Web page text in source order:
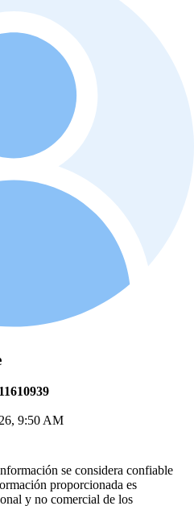
11610939
9:50 AM
se considera confiable
proporcionada es
y no comercial de los